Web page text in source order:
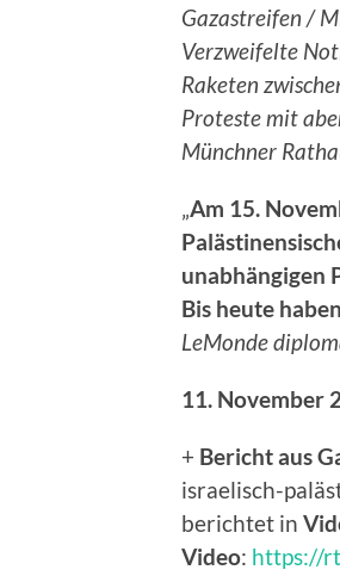
Gazastreifen /
Verzweifelte
Raketen
Proteste mit
Münchner
„Am 15.
unabhängigen
Bis heute
LeMonde
11. November
+ Bericht aus
israelisch-
berichtet in
Video: https://